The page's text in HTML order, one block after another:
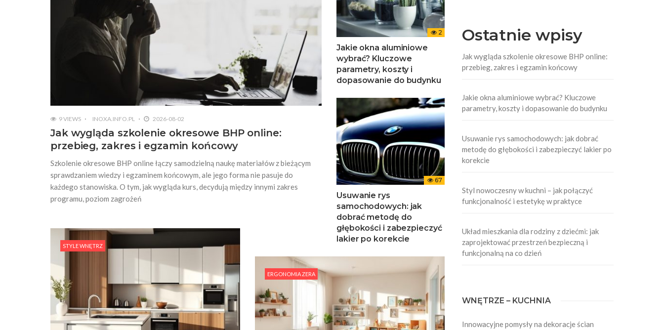
9 VIEWS INOXA.INFO.PL 2026-08-02
Jak wygląda szkolenie okresowe BHP online:
przebieg, zakres i egzamin końcowy
Szkolenie okresowe BHP online łączy samodzielną naukę materiałów z bieżącym
sprawdzaniem wiedzy i egzaminem końcowym, ale jego forma nie pasuje do
każdego stanowiska. O tym, jak wygląda kurs, decydują między innymi zakres
programu, poziom zagrożeń
2
Jakie okna aluminiowe
wybrać? Kluczowe
parametry, koszty i
dopasowanie do budynku
67
Usuwanie rys
samochodowych: jak
dobrać metodę do
głębokości i zabezpieczyć
lakier po korekcie
STYLE WNĘTRZ
ERGONOMIA ZERA
Ostatnie wpisy
Jak wygląda szkolenie okresowe BHP online:
przebieg, zakres i egzamin końcowy
Jakie okna aluminiowe wybrać? Kluczowe
parametry, koszty i dopasowanie do budynku
Usuwanie rys samochodowych: jak dobrać
metodę do głębokości i zabezpieczyć lakier po
korekcie
Styl nowoczesny w kuchni – jak połączyć
funkcjonalność i estetykę w praktyce
Układ mieszkania dla rodziny z dziećmi: jak
zaprojektować przestrzeń bezpieczną i
funkcjonalną na co dzień
WNĘTRZE – KUCHNIA
Innowacyjne pomysły na dekoracje ścian